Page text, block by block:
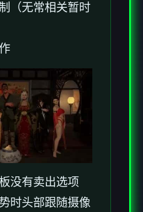
（无常相关暂时
没有卖出选项
时头部跟随摄像